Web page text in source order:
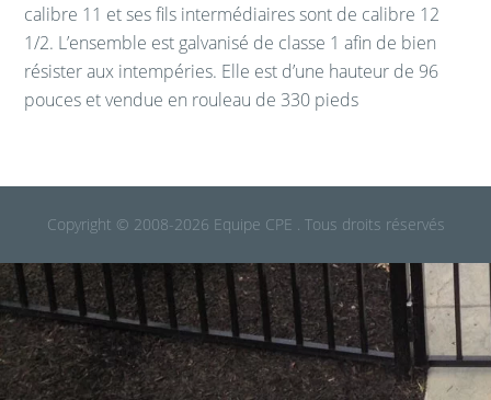
calibre 11 et ses fils intermédiaires sont de calibre 12
1/2. L’ensemble est galvanisé de classe 1 afin de bien
résister aux intempéries. Elle est d’une hauteur de 96
pouces et vendue en rouleau de 330 pieds
Copyright © 2008-2026 Equipe CPE . Tous droits réservés